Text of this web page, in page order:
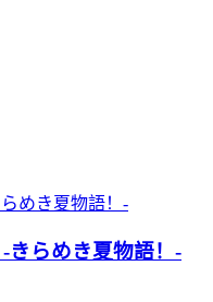
きらめき夏物語！-